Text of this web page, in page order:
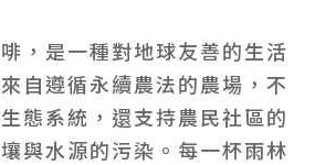
，是一種對地球友善的生活
自遵循永續農法的農場，不
態系統，還支持農民社區的
與水源的污染。每一杯雨林